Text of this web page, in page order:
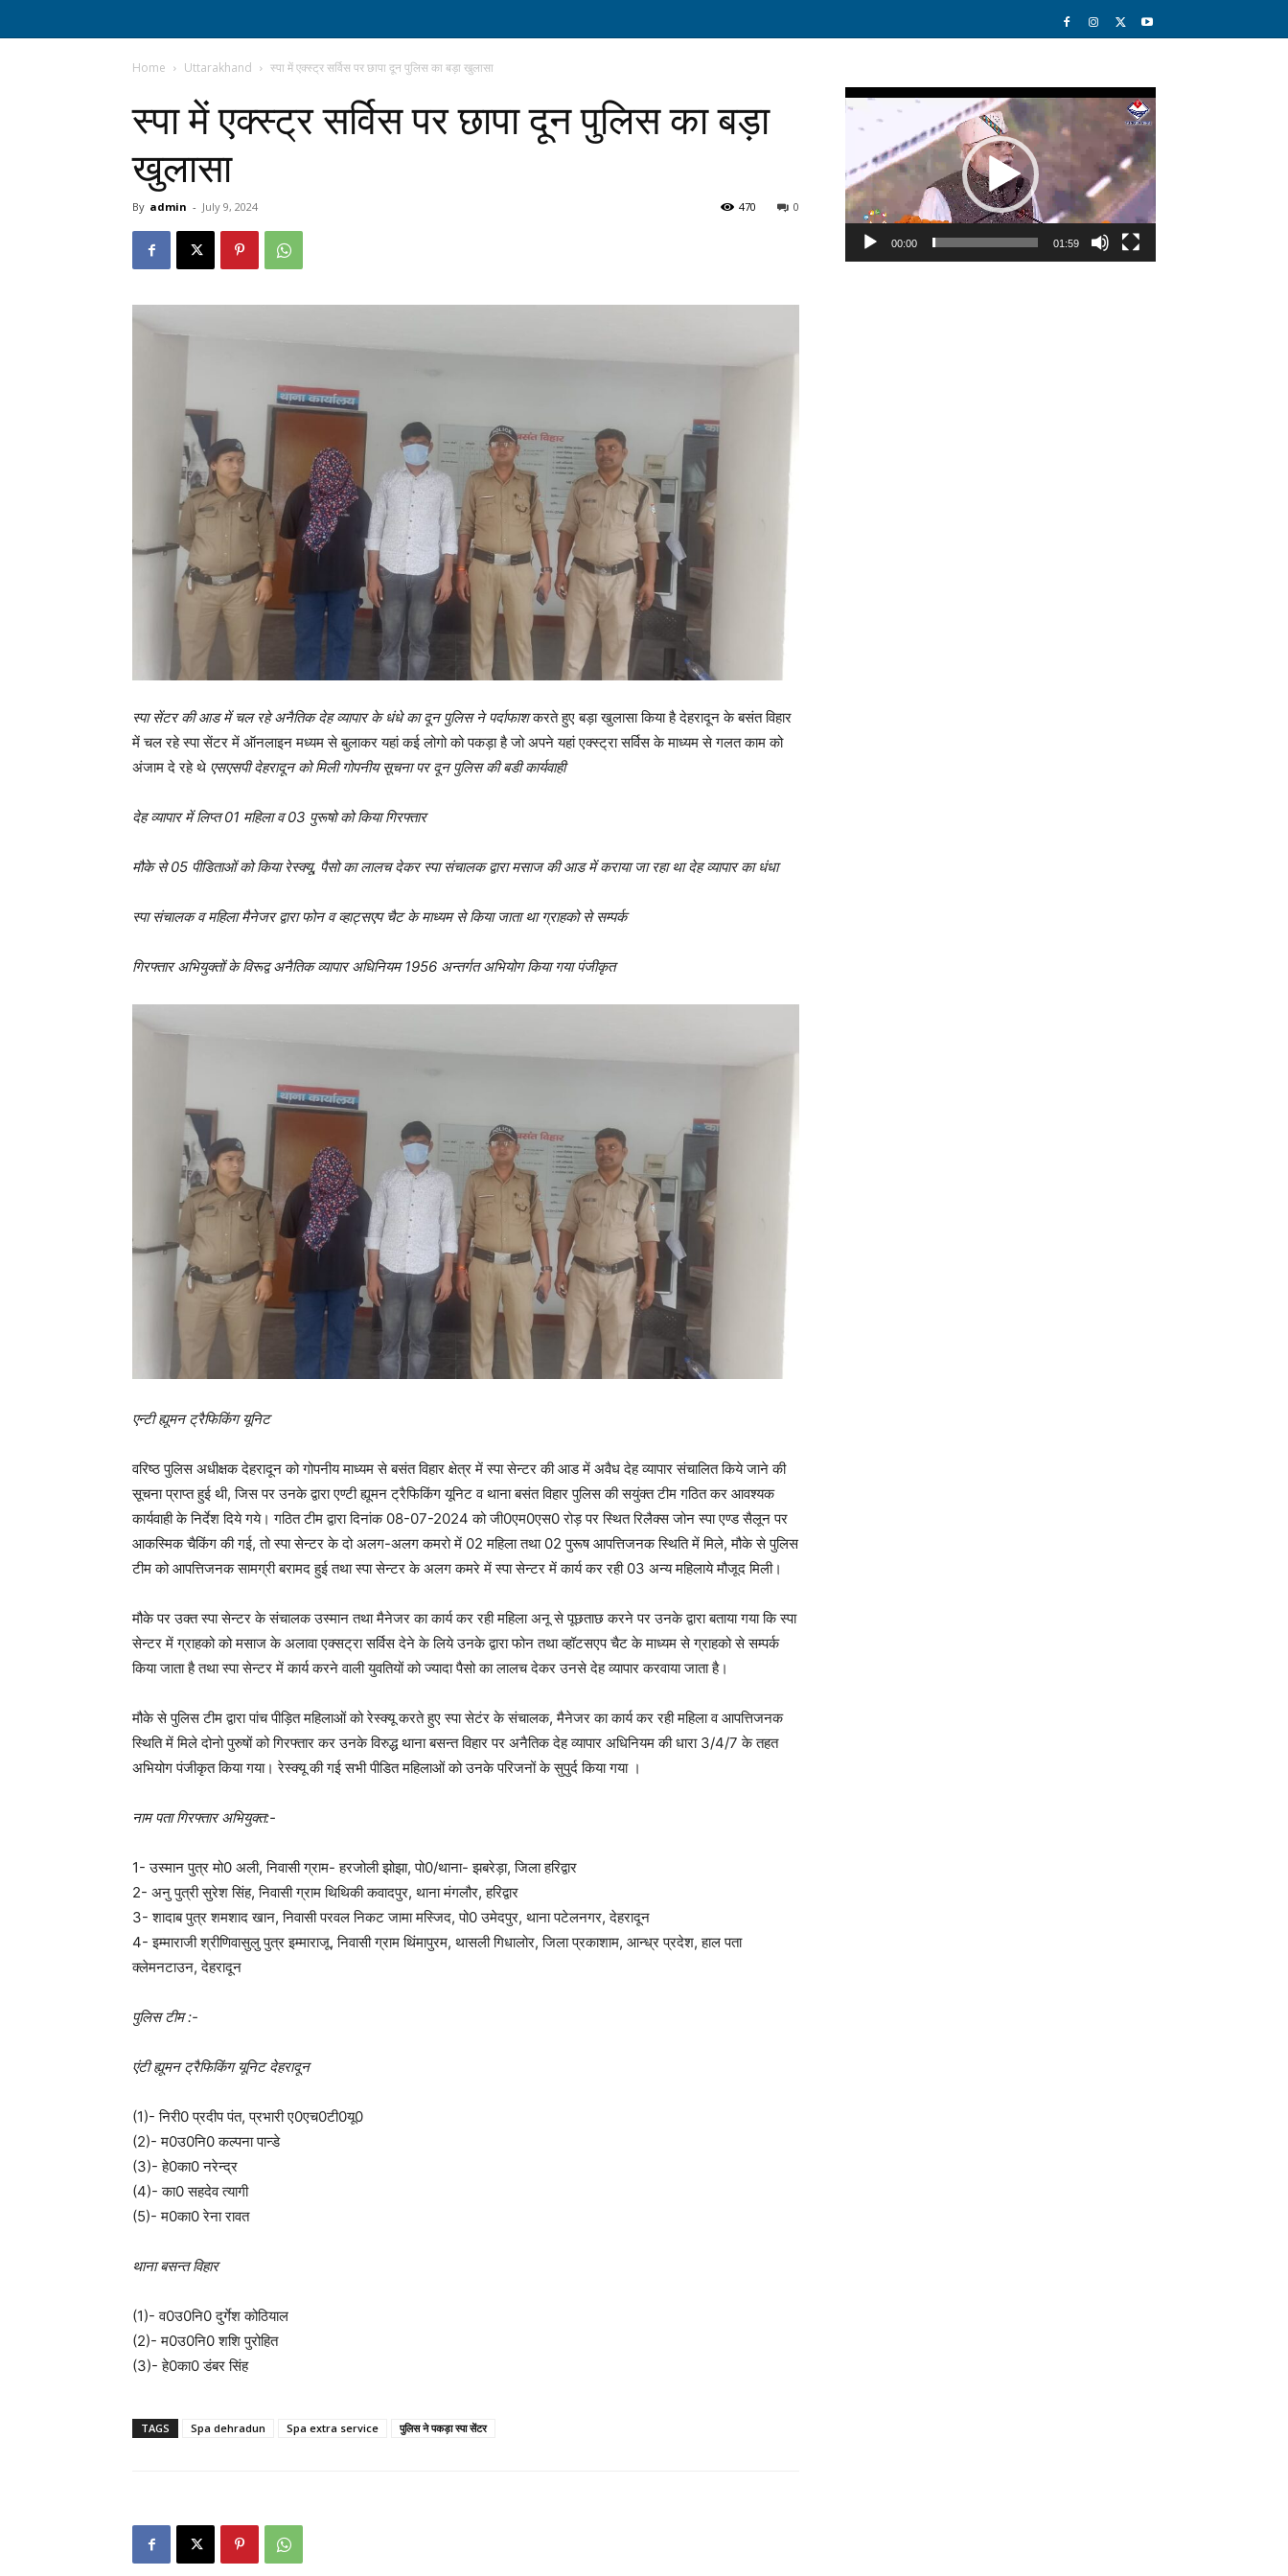
Home Uttarakhand स्पा में एक्स्ट्र सर्विस पर छापा दून पुलिस का बड़ा खुलासा
स्पा में एक्स्ट्र सर्विस पर छापा दून पुलिस का बड़ा
खुलासा
By admin - July 9, 2024 0
470
स्पा सेंटर की आड में चल रहे अनैतिक देह व्यापार के धंधे का दून पुलिस ने पर्दाफाशकरते हुए बड़ा खुलासा किया है देहरादून के बसंत विहार
में चल रहे स्पा सेंटर में ऑनलाइन मध्यम से बुलाकर यहां कई लोगो को पकड़ा है जो अपने यहां एक्स्ट्रा सर्विस के माध्यम से गलत काम को
अंजाम दे रहे थे एसएसपी देहरादून को मिली गोपनीय सूचना पर दून पुलिस की बडी कार्यवाही
देह व्यापार में लिप्त 01 महिला व 03 पुरूषो को किया गिरफ्तार
मौके से 05 पीडिताओं को किया रेस्क्यू, पैसो का लालच देकर स्पा संचालक द्वारा मसाज की आड में कराया जा रहा था देह व्यापार का धंधा
स्पा संचालक व महिला मैनेजर द्वारा फोन व व्हाट्सएप चैट के माध्यम से किया जाता था ग्राहको से सम्पर्क
गिरफ्तार अभियुक्तों के विरूद्व अनैतिक व्यापार अधिनियम 1956 अन्तर्गत अभियोग किया गया पंजीकृत
एन्टी ह्यूमन ट्रैफिकिंग यूनिट
वरिष्ठ पुलिस अधीक्षक देहरादून को गोपनीय माध्यम से बसंत विहार क्षेत्र में स्पा सेन्टर की आड में अवैध देह व्यापार संचालित किये जाने की
सूचना प्राप्त हुई थी, जिस पर उनके द्वारा एण्टी ह्यूमन ट्रैफिकिंग यूनिट व थाना बसंत विहार पुलिस की सयुंक्त टीम गठित कर आवश्यक
कार्यवाही के निर्देश दिये गये। गठित टीम द्वारा दिनांक 08-07-2024 को जी0एम0एस0 रोड़ पर स्थित रिलैक्स जोन स्पा एण्ड सैलून पर
आकस्मिक चैकिंग की गई, तो स्पा सेन्टर के दो अलग-अलग कमरो में 02 महिला तथा 02 पुरूष आपत्तिजनक स्थिति में मिले, मौके से पुलिस
टीम को आपत्तिजनक सामग्री बरामद हुई तथा स्पा सेन्टर के अलग कमरे में स्पा सेन्टर में कार्य कर रही 03 अन्य महिलाये मौजूद मिली।
मौके पर उक्त स्पा सेन्टर के संचालक उस्मान तथा मैनेजर का कार्य कर रही महिला अनू से पूछताछ करने पर उनके द्वारा बताया गया कि स्पा
सेन्टर में ग्राहको को मसाज के अलावा एक्सट्रा सर्विस देने के लिये उनके द्वारा फोन तथा व्हॉटसएप चैट के माध्यम से ग्राहको से सम्पर्क
किया जाता है तथा स्पा सेन्टर में कार्य करने वाली युवतियों को ज्यादा पैसो का लालच देकर उनसे देह व्यापार करवाया जाता है।
मौके से पुलिस टीम द्वारा पांच पीड़ित महिलाओं को रेस्क्यू करते हुए स्पा सेटंर के संचालक, मैनेजर का कार्य कर रही महिला व आपत्तिजनक
स्थिति में मिले दोनो पुरुषों को गिरफ्तार कर उनके विरुद्ध थाना बसन्त विहार पर अनैतिक देह व्यापार अधिनियम की धारा 3/4/7 के तहत
अभियोग पंजीकृत किया गया। रेस्क्यू की गई सभी पीडित महिलाओं को उनके परिजनों के सुपुर्द किया गया ।
नाम पता गिरफ्तार अभियुक्त:-
1- उस्मान पुत्र मो0 अली, निवासी ग्राम- हरजोली झोझा, पो0/थाना- झबरेड़ा, जिला हरिद्वार
2- अनु पुत्री सुरेश सिंह, निवासी ग्राम थिथिकी कवादपुर, थाना मंगलौर, हरिद्वार
3- शादाब पुत्र शमशाद खान, निवासी परवल निकट जामा मस्जिद, पो0 उमेदपुर, थाना पटेलनगर, देहरादून
4- इम्माराजी श्रीणिवासुलु पुत्र इम्माराजू, निवासी ग्राम थिंमापुरम, थासली गिधालोर, जिला प्रकाशाम, आन्ध्र प्रदेश, हाल पता
क्लेमनटाउन, देहरादून
पुलिस टीम :-
एंटी ह्यूमन ट्रैफिकिंग यूनिट देहरादून
(1)- निरी0 प्रदीप पंत, प्रभारी ए0एच0टी0यू0
(2)- म0उ0नि0 कल्पना पान्डे
(3)- हे0का0 नरेन्द्र
(4)- का0 सहदेव त्यागी
(5)- म0का0 रेना रावत
थाना बसन्त विहार
(1)- व0उ0नि0 दुर्गेश कोठियाल
(2)- म0उ0नि0 शशि पुरोहित
(3)- हे0का0 डंबर सिंह
TAGS Spa dehradun Spa extra service पुलिस ने पकड़ा स्पा सेंटर
Video
Player
00:00 01:59